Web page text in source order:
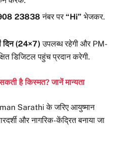
23838 नंबर पर“Hi” भेजकर.
दिन (24×7) उपलब्ध रहेगी और PM-
डिजिटल पहुंच प्रदान करेगी.
है किस्मत? जानें मान्यता
Sarathi के जरिए आयुष्मान
और नागरिक-केंद्रित बनाया जा